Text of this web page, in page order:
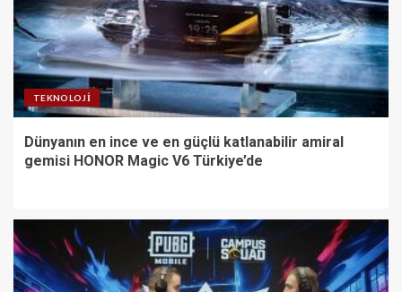
TEKNOLOJI
Dünyanın en ince ve en güçlü katlanabilir amiral
gemisi HONOR Magic V6 Türkiye’de